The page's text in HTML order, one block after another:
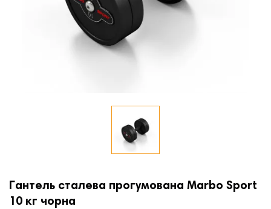
Гантель сталева прогумована Marbo Sport
10 кг чорна